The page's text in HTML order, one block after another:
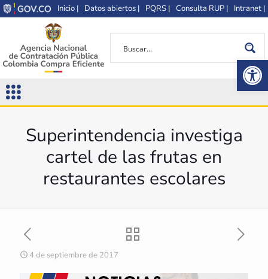
Inicio | Datos abiertos | PQRS | Consulta RUP | Intranet |
Superintendencia investiga
cartel de las frutas en
restaurantes escolares
4 de septiembre de 2017